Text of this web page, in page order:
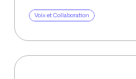
Voix et Collaboration